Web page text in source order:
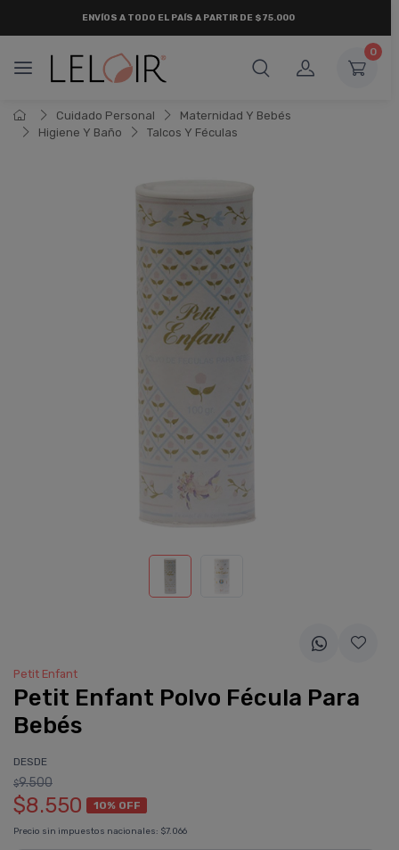
ENVÍOS A TODO EL PAÍS A PARTIR DE $75.000
0
Cuidado Personal
Maternidad Y Bebés
Higiene Y Baño
Talcos Y Féculas
Petit Enfant
Petit Enfant Polvo Fécula Para
Bebés
DESDE
$9.500
$8.550 10% OFF
Precio sin impuestos nacionales: $7.066